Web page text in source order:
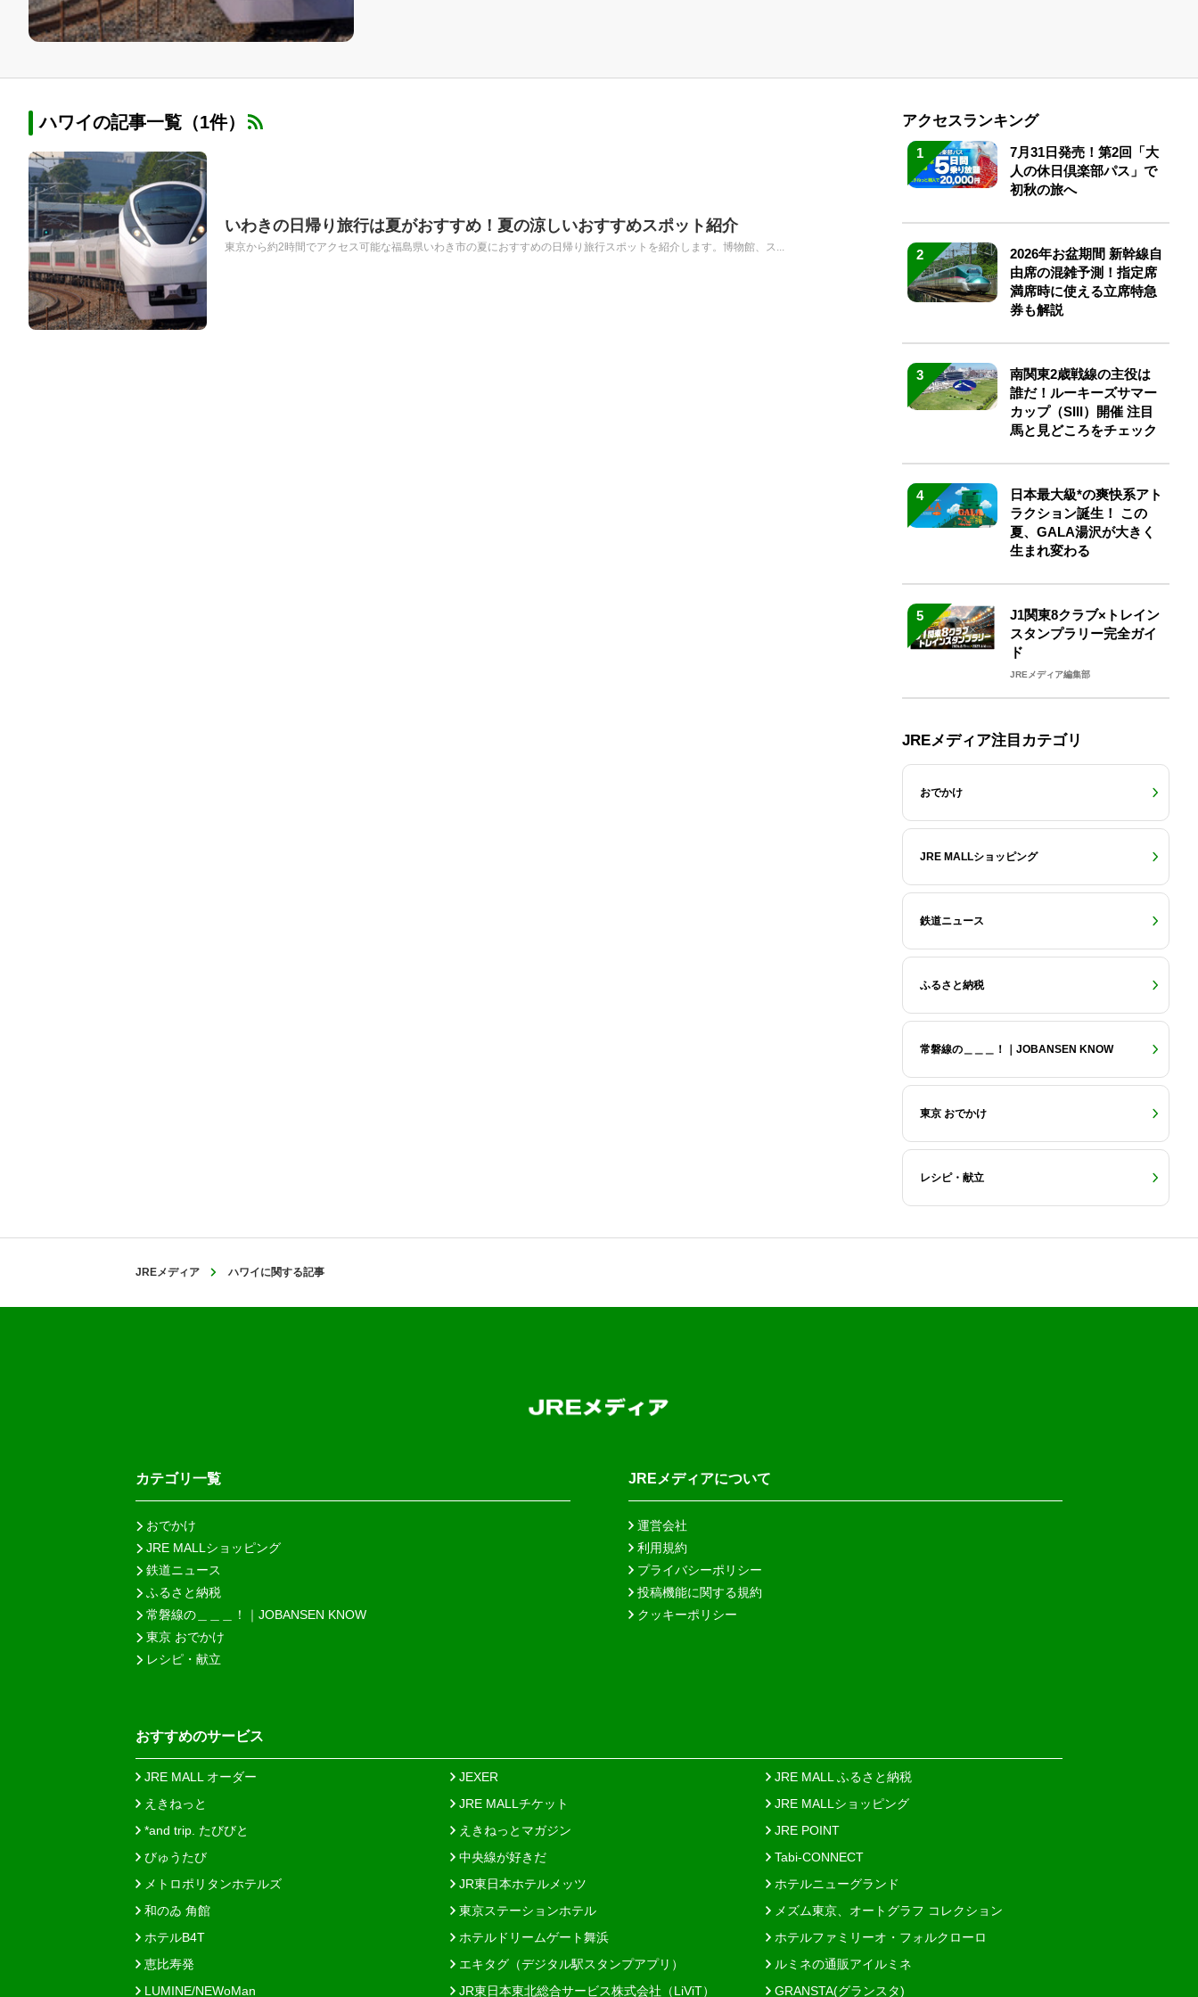
ハワイの記事一覧（1件）
いわきの日帰り旅行は夏がおすすめ！夏の涼しいおすすめスポット紹介
東京から約2時間でアクセス可能な福島県いわき市の夏におすすめの日帰り旅行スポットを紹介します。博物館、ス...
アクセスランキング
1
7月31日発売！第2回「大
人の休日倶楽部パス」で
初秋の旅へ
2
2026年お盆期間 新幹線自
由席の混雑予測！指定席
満席時に使える立席特急
券も解説
3
南関東2歳戦線の主役は
誰だ！ルーキーズサマー
カップ（SIII）開催 注目
馬と見どころをチェック
4
日本最大級*の爽快系アト
ラクション誕生！ この
夏、GALA湯沢が大きく
生まれ変わる
5
J1関東8クラブ×トレイン
スタンプラリー完全ガイ
ド
JREメディア編集部
JREメディア注目カテゴリ
おでかけ
JRE MALLショッピング
鉄道ニュース
ふるさと納税
常磐線の＿＿＿！｜JOBANSEN KNOW
東京 おでかけ
レシピ・献立
JREメディア ハワイに関する記事
カテゴリ一覧
おでかけ
JRE MALLショッピング
鉄道ニュース
ふるさと納税
常磐線の＿＿＿！｜JOBANSEN KNOW
東京 おでかけ
レシピ・献立
JREメディアについて
運営会社
利用規約
プライバシーポリシー
投稿機能に関する規約
クッキーポリシー
おすすめのサービス
JRE MALL オーダー JEXER
JRE MALL ふるさと納税
えきねっと
JRE MALLチケット
JRE MALLショッピング
*and trip. たびびと
えきねっとマガジン
JRE POINT
びゅうたび
中央線が好きだ
Tabi-CONNECT
メトロポリタンホテルズ
JR東日本ホテルメッツ
ホテルニューグランド
和のゐ 角館
東京ステーションホテル
メズム東京、オートグラフ コレクション
ホテルB4T
ホテルドリームゲート舞浜
ホテルファミリーオ・フォルクローロ
恵比寿発
エキタグ（デジタル駅スタンプアプリ）
ルミネの通販アイルミネ
LUMINE/NEWoMan
JR東日本東北総合サービス株式会社（LiViT） GRANSTA(グランスタ)